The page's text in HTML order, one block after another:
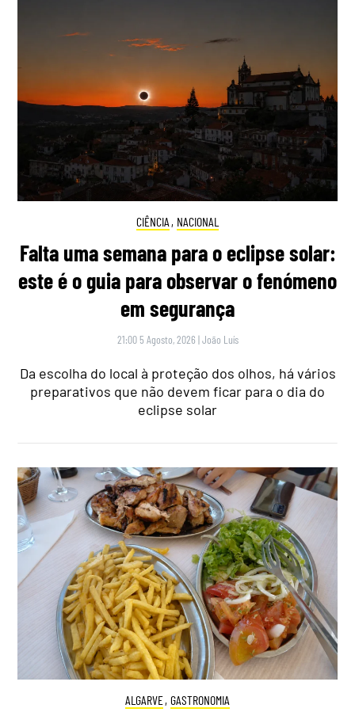
CIÊNCIA , NACIONAL
Falta uma semana para o eclipse solar:
este é o guia para observar o fenómeno
em segurança
21:00 5 Agosto, 2026 |João Luís
Da escolha do local à proteção dos olhos, há vários
preparativos que não devem ficar para o dia do
eclipse solar
ALGARVE, GASTRONOMIA